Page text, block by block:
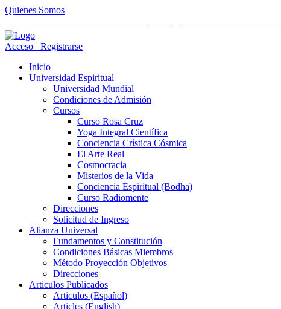
Quienes Somos
Acceso
Registrarse
Inicio
Universidad Espiritual
Universidad Mundial
Condiciones de Admisión
Cursos
Curso Rosa Cruz
Yoga Integral Científica
Conciencia Crística Cósmica
El Arte Real
Cosmocracia
Misterios de la Vida
Conciencia Espiritual (Bodha)
Curso Radiomente
Direcciones
Solicitud de Ingreso
Alianza Universal
Fundamentos y Constitución
Condiciones Básicas Miembros
Método Proyección Objetivos
Direcciones
Articulos Publicados
Articulos (Español)
Articles (English)